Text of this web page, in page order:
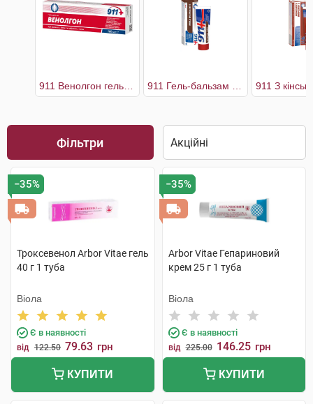
Фільтри
−35%
Троксевенол Arbor Vitae гель
40 г 1 туба
Віола
Є в наявності
від 122.50 79.63 грн
КУПИТИ
−35%
Arbor Vitae Гепариновий
крем 25 г 1 туба
Віола
Є в наявності
від 225.00 146.25 грн
КУПИТИ